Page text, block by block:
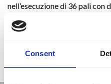
Consent
nell’esecuzione di 36 pali con
58 m per i pali di tipo 2 e 3,
Jack Up.
Trevi Chile sta attualmente
Sud.